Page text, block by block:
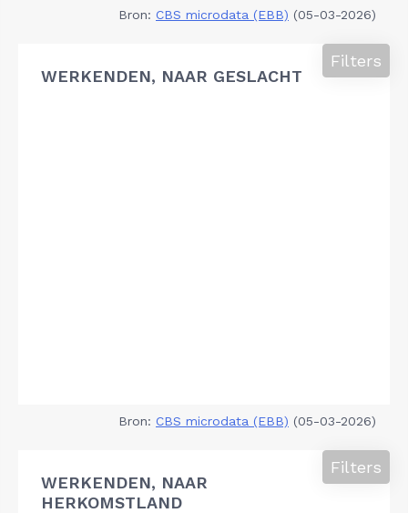
Bron: CBS microdata (EBB) (05-03-2026)
WERKENDEN, NAAR GESLACHT
Filters
Bron: CBS microdata (EBB) (05-03-2026)
WERKENDEN, NAAR
HERKOMSTLAND
Filters